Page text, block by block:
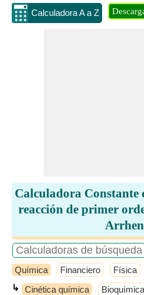
Calculadora A a Z
Calculadora Constante
reacción de primer
Química Financiero Física
↳ Cinética química Bioquímica